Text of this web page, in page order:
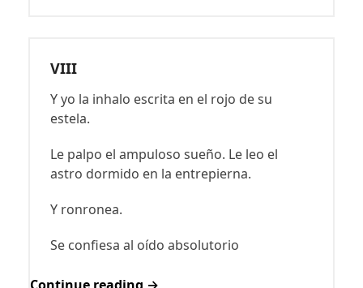
VIII
Y yo la inhalo escrita en el rojo de su
estela.
Le palpo el ampuloso sueño. Le leo el
astro dormido en la entrepierna.
Y ronronea.
Se confiesa al oído absolutorio